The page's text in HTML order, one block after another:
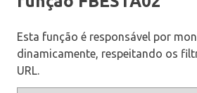
Esta função é responsável por
dinamicamente, respeitando os
URL.